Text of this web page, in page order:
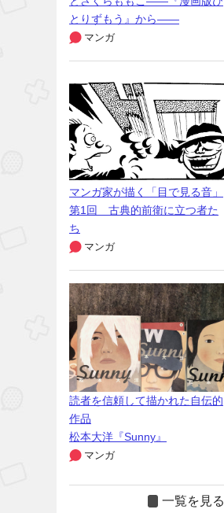
とりずもう』から――
マンガ
マンガ家が描く「目で見る音」
第1回 古典的前衛に立つ者た
ち
マンガ
読者を信頼して描かれた自伝的
作品
松本大洋『Sunny』
マンガ
一覧を見る